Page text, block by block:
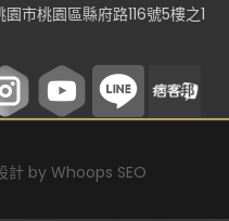
市桃園區縣府路116號5樓之1
計 by Whoops SEO